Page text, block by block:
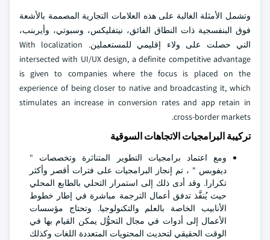
وتشمل الأمثلة الغالبة على هذه العلامات التجارية المصممة بالأشعة
فوق البنفسجية ذات النطاق الفائق، نيتفليكس، وسبوتي، وأيربنب،
التي حصلت على ولاء إقليمي للمستعملين. With localization
intersected with UI/UX design, a definite competitive advantage
is given to companies where the focus is placed on the
experience of being closer to native and broadcasting it, which
stimulates an increase in conversion rates and app retain in
cross-border markets.
تركيبة البرامجيات الاتجاهات السوقية
ومع اعتماد برامجيات التطوير المتناثرة وتخصصات "
ديفوبس " ، تم إنجاز البرامجيات على فترات أقصر وأكثر
تكرارا. وقد أدى ذلك إلى استمرار التحلي بالطابع المحلي
حيث يُنفَّذ تدفق أعمال الترجمة مباشرة في إطار خطوط
الأنابيب الخاصة بالعلم والتكنولوجيا. وتحتاج مؤسسات
الأعمال إلى أدوات في مجال التحوُّل يمكن القيام بها في
الوقت الحقيقي لتحديث المحتويات المتعددة اللغات وكذلك